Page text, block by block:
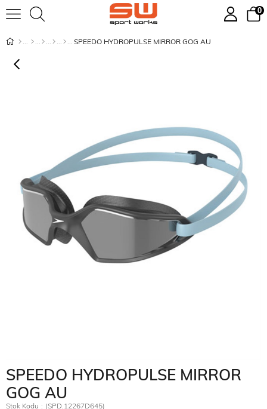
0
SPEEDO HYDROPULSE MIRROR GOG AU
SPEEDO HYDROPULSE MIRROR
GOG AU
Stok Kodu (SPD.12267D645)